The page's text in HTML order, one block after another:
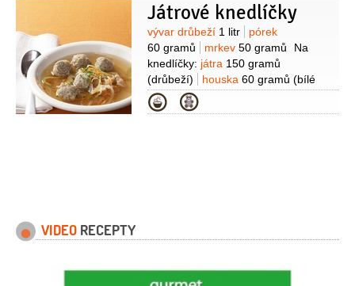
knedlíčky: houska120 gramů
pečivo)
vejce1 kus
mléko
3 lžíce
máslo 30 gramů
droždí
60 gramů
česnek1 stroužek
černý
1 špetka (mletý)
Játrové knedlíčky
Suroviny
vývar drůbeží 1 litr
pórek
60 gramů
mrkev 50 gramů
Na
knedlíčky: játra 150 gramů
(drůbeží)
houska 60 gramů (bílé
pečivo)
vejce
pšeničná polohrubá30 gramů
máslo
Kategorie
VIDEO RECEPTY